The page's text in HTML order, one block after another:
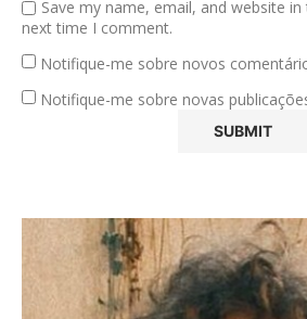
Save my name, email, and website
next time I comment.
Notifique-me sobre novos
Notifique-me sobre novas